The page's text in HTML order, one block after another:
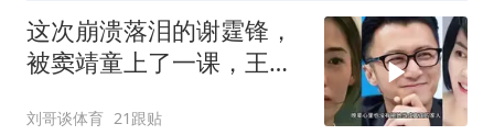
这次崩溃落泪的谢霆锋，
被窦靖童上了一课，王菲
刘哥谈体育 21跟贴